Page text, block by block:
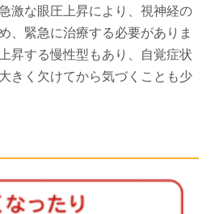
激な眼圧上昇により、視神経の
、緊急に治療する必要がありま
昇する慢性型もあり、自覚症状
きく欠けてから気づくことも少